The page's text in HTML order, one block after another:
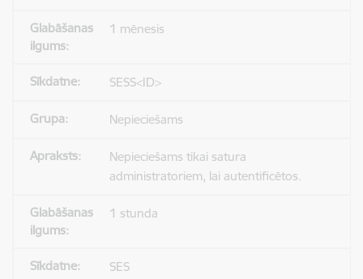
1 mēnesis
SESS<ID>
Nepieciešams
Nepieciešams tikai satura
administratoriem, lai autentificētos.
1 stunda
SES